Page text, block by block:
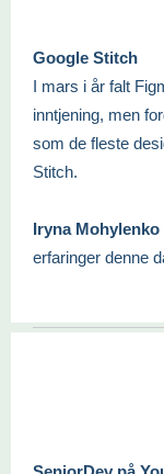
Google Stitch
I mars i år falt
inntjening, men
som de fleste
Stitch.
Iryna Mohylenko
erfaringer denne